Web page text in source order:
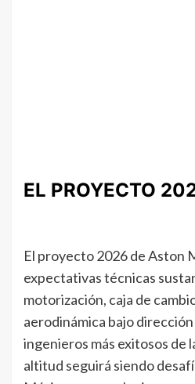
EL PROYECTO
El proyecto 2026 de Aston
expectativas técnicas
motorización, caja de
aerodinámica bajo
ingenieros más exitosos de
altitud seguirá siendo